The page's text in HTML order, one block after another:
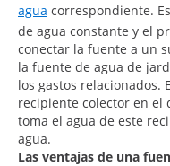
agua correspondiente.
de agua constante y el
conectar la fuente a un
la fuente de agua de
los gastos relacionados.
recipiente colector en el
toma el agua de este
agua.
Las ventajas de una